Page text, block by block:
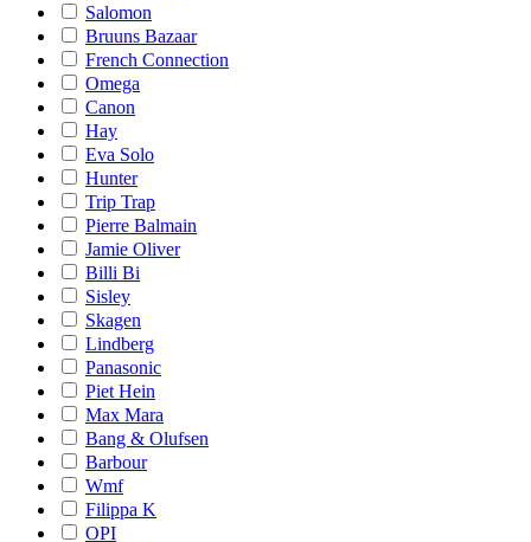
Salomon
Bruuns Bazaar
French Connection
Omega
Canon
Hay
Eva Solo
Hunter
Trip Trap
Pierre Balmain
Jamie Oliver
Billi Bi
Sisley
Skagen
Lindberg
Panasonic
Piet Hein
Max Mara
Bang & Olufsen
Barbour
Wmf
Filippa K
OPI